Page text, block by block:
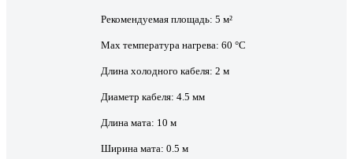
Рекомендуемая площадь: 5 м²
Max температура нагрева: 60 °С
Длина холодного кабеля: 2 м
Диаметр кабеля: 4.5 мм
Длина мата: 10 м
Ширина мата: 0.5 м